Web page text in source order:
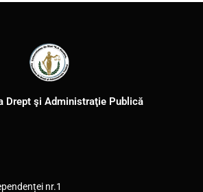
Drept şi Administraţie Publică
nr.1